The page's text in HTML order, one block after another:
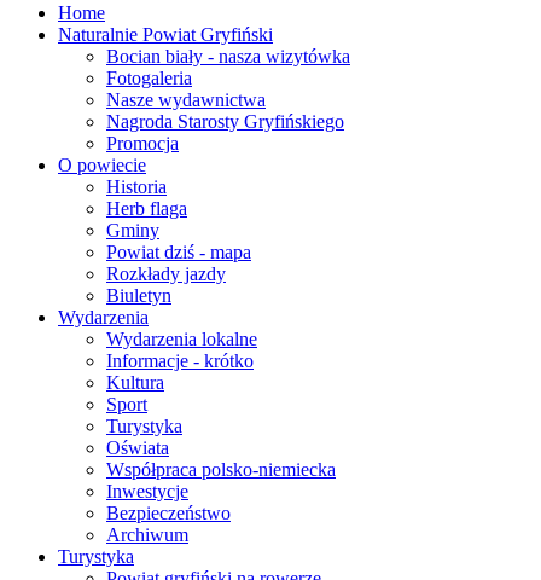
Home
Naturalnie Powiat Gryfiński
Bocian biały - nasza wizytówka
Fotogaleria
Nasze wydawnictwa
Nagroda Starosty Gryfińskiego
Promocja
O powiecie
Historia
Herb flaga
Gminy
Powiat dziś - mapa
Rozkłady jazdy
Biuletyn
Wydarzenia
Wydarzenia lokalne
Informacje - krótko
Kultura
Sport
Turystyka
Oświata
Współpraca polsko-niemiecka
Inwestycje
Bezpieczeństwo
Archiwum
Turystyka